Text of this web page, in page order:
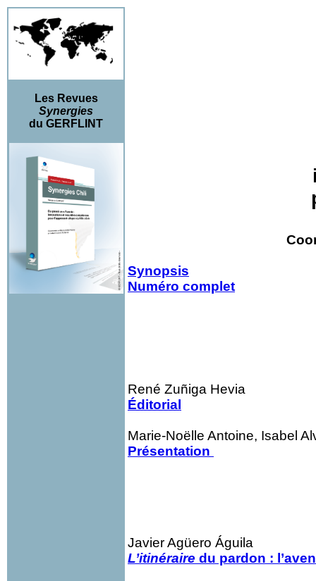
Les Revues
Synergies
du GERFLINT
Synopsis
Numéro complet
René Zuñiga Hevia
Éditorial
Marie-Noëlle Antoine, Isabel
Présentation
Javier Agüero Águila
L’itinéraire du pardon :